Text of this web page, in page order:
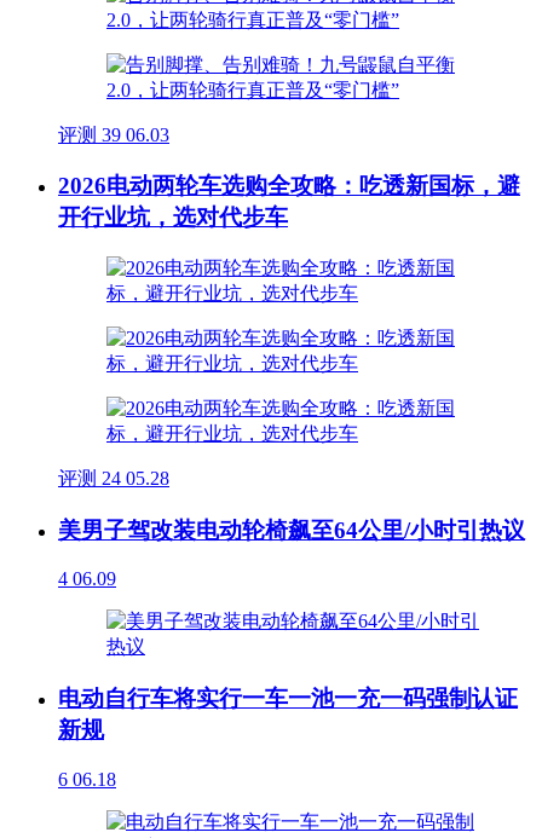
评测 39 06.03
2026电动两轮车选购全攻略：吃透新国标，避
开行业坑，选对代步车
评测 24 05.28
美男子驾改装电动轮椅飙至64公里/小时引热议
4 06.09
电动自行车将实行一车一池一充一码强制认证
新规
6 06.18